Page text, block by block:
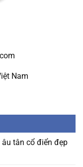
Nam
tân cổ điển đẹp